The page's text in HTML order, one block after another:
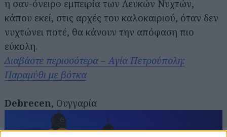
η σαν-όνειρο εμπειρία των Λευκών Νυχτών,
κάπου εκεί, στις αρχές του καλοκαιριού, όταν δεν
νυχτώνει ποτέ, θα κάνουν την απόφαση πιο
εύκολη.
Διαβάστε περισσότερα – Αγία Πετρούπολη:
Παραμύθι με βότκα
Debrecen, Ουγγαρία
Αναζήτηση
για...